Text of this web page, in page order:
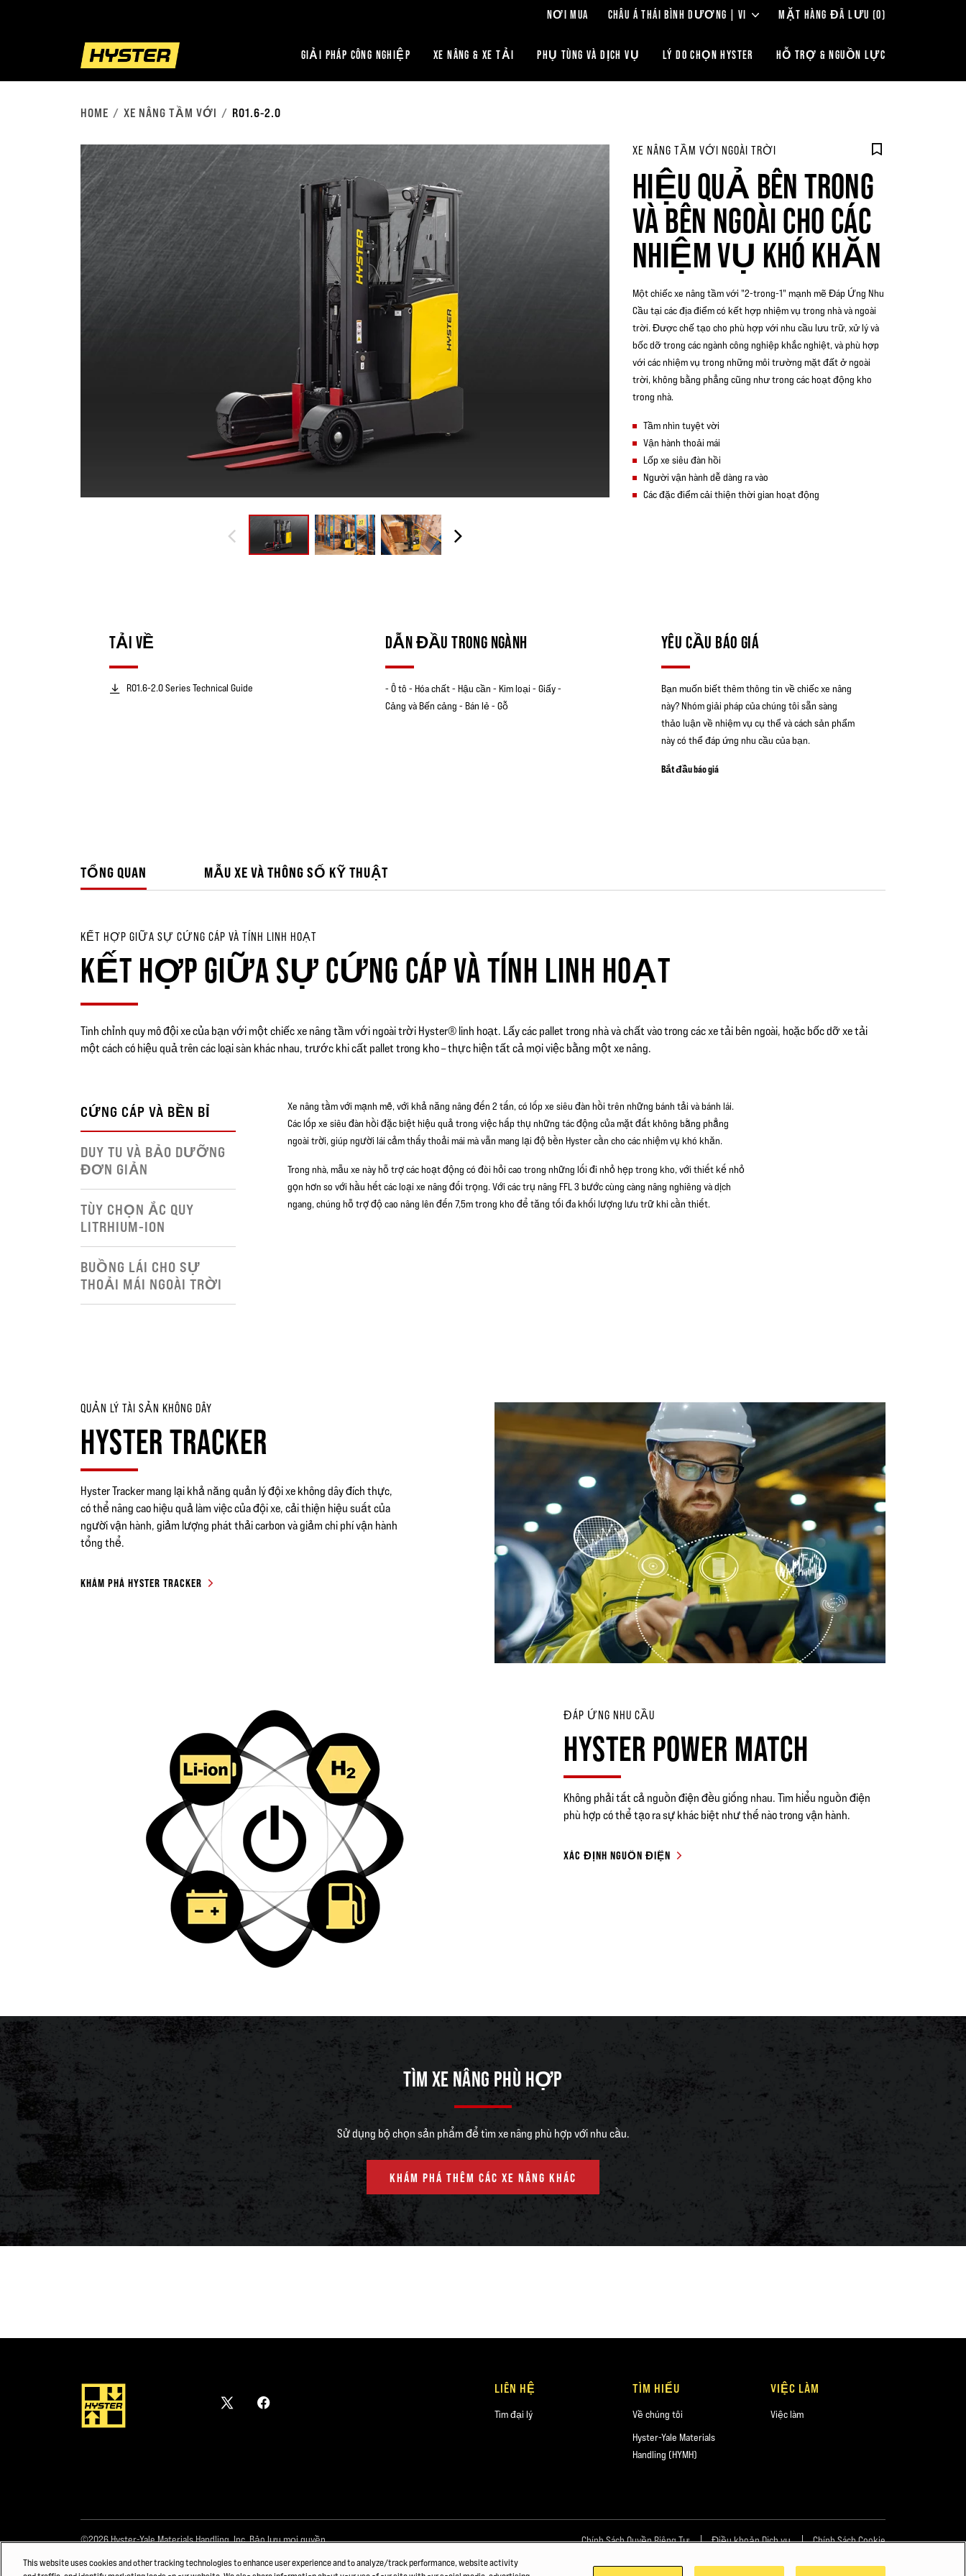
NƠI MUA CHÂU Á THÁI BÌNH DƯƠNG | VI MẶT HÀNG ĐÃ LƯU (0)
GIẢI PHÁP CÔNG NGHIỆP XE NÂNG & XE TẢI PHỤ TÙNG VÀ DỊCH VỤ LÝ DO CHỌN HYSTER HỖ TRỢ & NGUỒN LỰC
HOME XE NÂNG TẦM VỚI RO1.6-2.0
XE NÂNG TẦM VỚI NGOÀI TRỜI
HIỆU QUẢ BÊN TRONG
VÀ BÊN NGOÀI CHO CÁC
NHIỆM VỤ KHÓ KHĂN
Một chiếc xe nâng tầm với "2-trong-1" mạnh mẽ Đáp Ứng Nhu
Cầu tại các địa điểm có kết hợp nhiệm vụ trong nhà và ngoài
trời. Được chế tạo cho phù hợp với nhu cầu lưu trữ, xử lý và
bốc dỡ trong các ngành công nghiệp khắc nghiệt, và phù hợp
với các nhiệm vụ trong những môi trường mặt đất ở ngoài
trời, không bằng phẳng cũng như trong các hoạt động kho
trong nhà.
Tầm nhìn tuyệt vời
Vận hành thoải mái
Lốp xe siêu đàn hồi
Người vận hành dễ dàng ra vào
Các đặc điểm cải thiện thời gian hoạt động
TẢI VỀ
RO1.6-2.0 Series Technical Guide
DẪN ĐẦU TRONG NGÀNH
- Ô tô - Hóa chất - Hậu cần - Kim loại - Giấy -
Cảng và Bến cảng - Bán lẻ - Gỗ
YÊU CẦU BÁO GIÁ
Bạn muốn biết thêm thông tin về chiếc xe nâng
này? Nhóm giải pháp của chúng tôi sẵn sàng
thảo luận về nhiệm vụ cụ thể và cách sản phẩm
này có thể đáp ứng nhu cầu của bạn.
Bắt đầu báo giá
TỔNG QUAN MẪU XE VÀ THÔNG SỐ KỸ THUẬT
KẾT HỢP GIỮA SỰ CỨNG CÁP VÀ TÍNH LINH HOẠT
KẾT HỢP GIỮA SỰ CỨNG CÁP VÀ TÍNH LINH HOẠT
Tinh chỉnh quy mô đội xe của bạn với một chiếc xe nâng tầm với ngoài trời Hyster® linh hoạt. Lấy các pallet trong nhà và chất vào trong các xe tải bên ngoài, hoặc bốc dỡ xe tải
một cách có hiệu quả trên các loại sàn khác nhau, trước khi cất pallet trong kho – thực hiện tất cả mọi việc bằng một xe nâng.
CỨNG CÁP VÀ BỀN BỈ
DUY TU VÀ BẢO DƯỠNG
ĐƠN GIẢN
TÙY CHỌN ẮC QUY
LITRHIUM-ION
BUỒNG LÁI CHO SỰ
THOẢI MÁI NGOÀI TRỜI
Xe nâng tầm với mạnh mẽ, với khả năng nâng đến 2 tấn, có lốp xe siêu đàn hồi trên những bánh tải và bánh lái.
Các lốp xe siêu đàn hồi đặc biệt hiệu quả trong việc hấp thụ những tác động của mặt đất không bằng phẳng
ngoài trời, giúp người lái cảm thấy thoải mái mà vẫn mang lại độ bền Hyster cần cho các nhiệm vụ khó khăn.
Trong nhà, mẫu xe này hỗ trợ các hoạt động có đòi hỏi cao trong những lối đi nhỏ hẹp trong kho, với thiết kế nhỏ
gọn hơn so với hầu hết các loại xe nâng đối trọng. Với các trụ nâng FFL 3 bước cùng càng nâng nghiêng và dịch
ngang, chúng hỗ trợ độ cao nâng lên đến 7,5m trong kho để tăng tối đa khối lượng lưu trữ khi cần thiết.
QUẢN LÝ TÀI SẢN KHÔNG DÂY
HYSTER TRACKER
Hyster Tracker mang lại khả năng quản lý đội xe không dây đích thực,
có thể nâng cao hiệu quả làm việc của đội xe, cải thiện hiệu suất của
người vận hành, giảm lượng phát thải carbon và giảm chi phí vận hành
tổng thể.
KHÁM PHÁ HYSTER TRACKER
ĐÁP ỨNG NHU CẦU
HYSTER POWER MATCH
Không phải tất cả nguồn điện đều giống nhau. Tìm hiểu nguồn điện
phù hợp có thể tạo ra sự khác biệt như thế nào trong vận hành.
XÁC ĐỊNH NGUỒN ĐIỆN
TÌM XE NÂNG PHÙ HỢP
Sử dụng bộ chọn sản phẩm để tìm xe nâng phù hợp với nhu cầu.
KHÁM PHÁ THÊM CÁC XE NÂNG KHÁC
LIÊN HỆ
Tìm đại lý
TÌM HIỂU
Về chúng tôi
Hyster-Yale Materials
Handling (HYMH)
VIỆC LÀM
Việc làm
©2026 Hyster-Yale Materials Handling, Inc. Bảo lưu mọi quyền. Chính Sách Quyền Riêng Tư Điều khoản Dịch vụ
Chính Sách Cookie
This website uses cookies and other tracking technologies to enhance user experience and to analyze/track performance, website activity